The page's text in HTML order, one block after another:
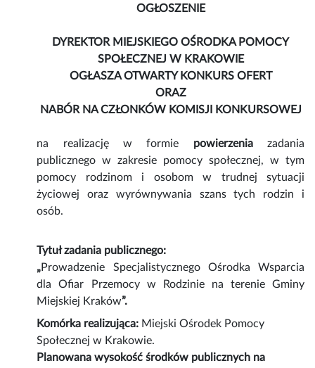
OGŁOSZENIE
DYREKTOR MIEJSKIEGO OŚRODKA POMOCY
SPOŁECZNEJ W KRAKOWIE
OGŁASZA OTWARTY KONKURS OFERT
ORAZ
NABÓR NA CZŁONKÓW KOMISJI KONKURSOWEJ
na realizację w formie powierzenia zadania
publicznego w zakresie pomocy społecznej, w tym
pomocy rodzinom i osobom w trudnej sytuacji
życiowej oraz wyrównywania szans tych rodzin i
osób.
Tytuł zadania publicznego:
„Prowadzenie Specjalistycznego Ośrodka Wsparcia
dla Ofiar Przemocy w Rodzinie na terenie Gminy
Miejskiej Kraków”.
Komórka realizująca: Miejski Ośrodek Pomocy
Społecznej w Krakowie.
Planowana wysokość środków publicznych na